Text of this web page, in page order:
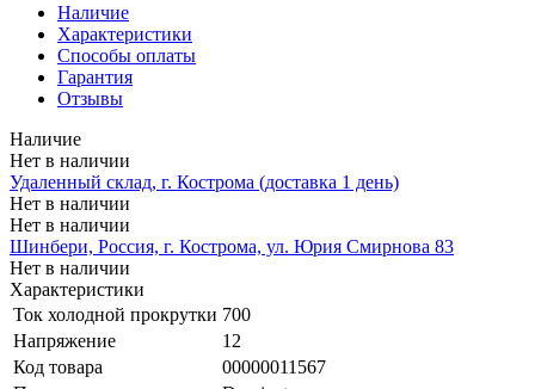
Наличие
Характеристики
Способы оплаты
Гарантия
Отзывы
Наличие
Нет в наличии
Удаленный склад, г. Кострома (доставка 1 день)
Нет в наличии
Нет в наличии
Шинбери, Россия, г. Кострома, ул. Юрия Смирнова 83
Нет в наличии
Характеристики
Ток холодной прокрутки 700
Напряжение
12
Код товара
00000011567